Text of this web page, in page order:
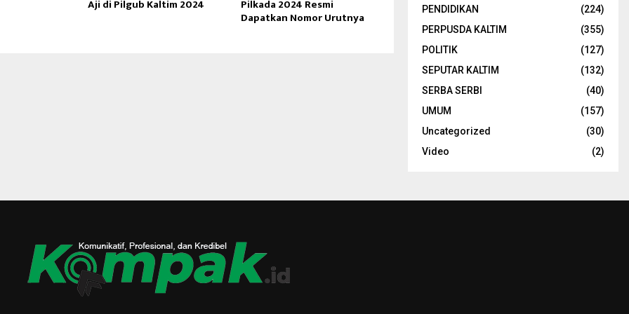
Aji di Pilgub Kaltim 2024 Pilkada 2024 Resmi
Dapatkan Nomor Urutnya PENDIDIKAN
(224)
PERPUSDA KALTIM
(355)
POLITIK
(127)
SEPUTAR KALTIM
(132)
SERBA SERBI
(40)
UMUM
(157)
Uncategorized
(30)
Video
(2)